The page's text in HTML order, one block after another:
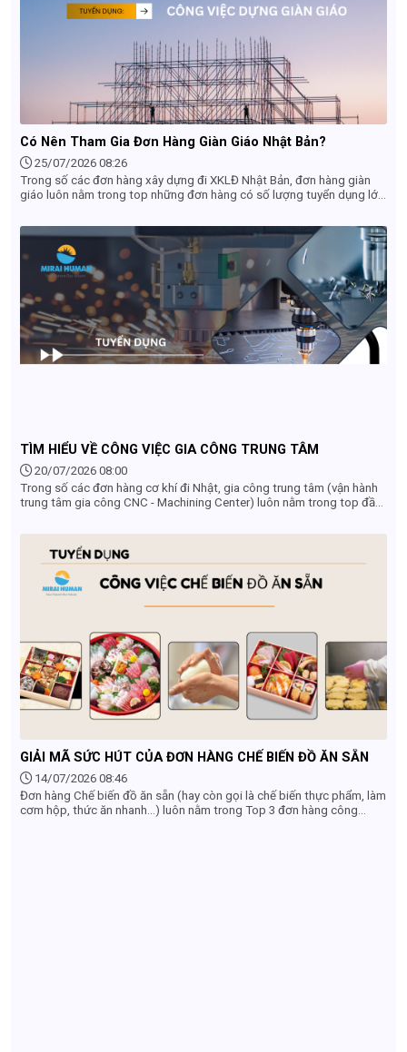
Có Nên Tham Gia Đơn Hàng Giàn Giáo Nhật Bản?
25/07/2026 08:26
Trong số các đơn hàng xây dựng đi XKLĐ Nhật Bản, đơn hàng giàn
giáo luôn nằm trong top những đơn hàng có số lượng tuyển dụng lớn
vì đóng mác "việc nặng lương thấp". Liệu thực tế có phải như vậy? Có
nên đi đơn hàng giàn giáo Nhật Bản không? Hãy cùng tìm hiểu chi tiết
từ mức lương, chế độ đãi ngộ đến điều kiện thực tế qua bài viết dưới
TÌM HIỂU VỀ CÔNG VIỆC GIA CÔNG TRUNG TÂM
20/07/2026 08:00
Trong số các đơn hàng cơ khí đi Nhật, gia công trung tâm (vận hành
trung tâm gia công CNC - Machining Center) luôn nằm trong top đầu
hàng "vàng" dành cho lao động Việt Nam nhờ mức thu nhập hấp dẫn,
môi trường làm việc sạch sẽ, không tốn sức lực và cơ hội phát triển
nghề nghiệp vượt trội sau khi về nước. Vậy công việc gia công trung
tâm ở Nhật Bản cụ thể là làm gì? Điều kiện tuyển dụng và mức lương
thực tế ra sao? Hãy cùng tìm hiểu chi tiết từ A-Z ngay trong bài viết
GIẢI MÃ SỨC HÚT CỦA ĐƠN HÀNG CHẾ BIẾN ĐỒ ĂN SẴN
14/07/2026 08:46
Đơn hàng Chế biến đồ ăn sẵn (hay còn gọi là chế biến thực phẩm, làm
cơm hộp, thức ăn nhanh...) luôn nằm trong Top 3 đơn hàng công